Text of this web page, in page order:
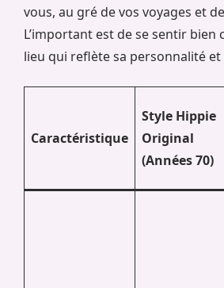
vous, au gré de vos voyages et
L’important est de se sentir bien
lieu qui reflète sa personnalité et
Caractéristique
Style Hippie
Original
(Années 70)